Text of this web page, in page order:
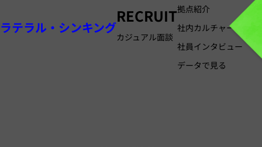
ラテラル・シンキング
RECRUIT
カジュアル面談
拠点紹介
社内カルチャー
社員インタビュー
データで見る